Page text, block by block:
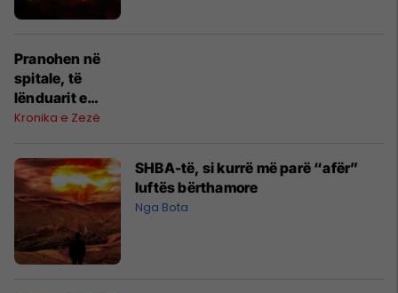
Pranohen në
spitale, të
lënduarit e
parë me mjete
Kronika e Zezë
SHBA-të, si kurrë më parë “afër”
luftës bërthamore
Nga Bota